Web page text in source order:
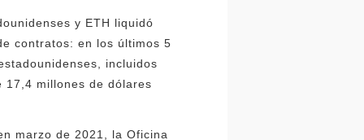
y ETH liquidó
contratos: en los últimos 5
incluidos
17,4 millones de dólares
marzo de 2021, la Oficina